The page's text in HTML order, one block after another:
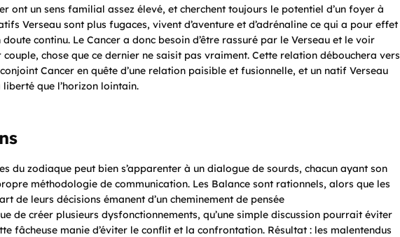
ont un sens familial assez élevé, et cherchent toujours le potentiel d’un foyer à
Verseau sont plus fugaces, vivent d’aventure et d’adrénaline ce qui a pour effet
continu. Le Cancer a donc besoin d’être rassuré par le Verseau et le voir
chose que ce dernier ne saisit pas vraiment. Cette relation débouchera vers
Cancer en quête d’une relation paisible et fusionnelle, et un natif Verseau
que l’horizon lointain.
du zodiaque peut bien s’apparenter à un dialogue de sourds, chacun ayant son
méthodologie de communication. Les Balance sont rationnels, alors que les
de leurs décisions émanent d’un cheminement de pensée
de créer plusieurs dysfonctionnements, qu’une simple discussion pourrait éviter
fâcheuse manie d’éviter le conflit et la confrontation. Résultat : les malentendus